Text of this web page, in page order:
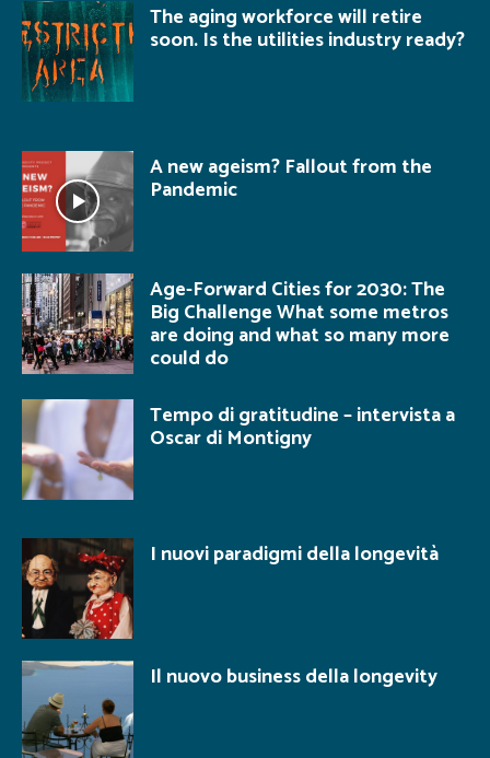
The aging workforce will retire
soon. Is the utilities industry ready?
A new ageism? Fallout from the
Pandemic
Age-Forward Cities for 2030: The
Big Challenge What some metros
are doing and what so many more
could do
Tempo di gratitudine – intervista a
Oscar di Montigny
I nuovi paradigmi della longevità
Il nuovo business della longevity